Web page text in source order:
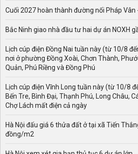
Cuối 2027 hoàn thành đường nối Pháp Vân
Bắc Ninh giao nhà đầu tư hai dự án NOXH
Lịch cúp điện Đồng Nai tuần này (từ 10/8
nơi ở phường Đồng Xoài, Chơn Thành,
Quản, Phú Riềng và Đồng Phú
Lịch cúp điện Vĩnh Long tuần này (từ 10/8
Bến Tre, Bình Đại, Thạnh Phú, Long Châu,
Chợ Lách mất điện cả ngày
Hà Nội đấu giá 6 thửa đất ở tại xã Tiến
đồng/m2